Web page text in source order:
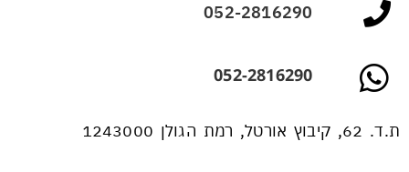
052-2816290
052-2816290
ת.ד. 62, קיבוץ אורטל, רמת הגולן 1243000